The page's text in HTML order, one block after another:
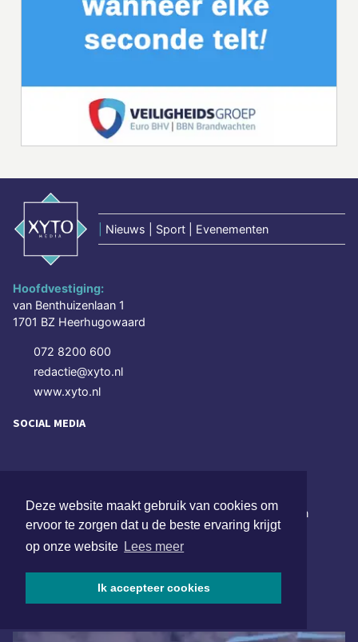
Deze website maakt gebruik van cookies om
ervoor te zorgen dat u de beste ervaring krijgt
op onze website Lees meer
Ik accepteer cookies
Nieuws | Sport | Evenementen
Hoofdvestiging:
van Benthuizenlaan 1
1701 BZ Heerhugowaard
072 8200 600
redactie@xyto.nl
www.xyto.nl
SOCIAL MEDIA
Schrijf je in voor onze nieuwsbrief en krijg wekelijks een
samenvatting van alle gebeurtenissen uit jouw regio.